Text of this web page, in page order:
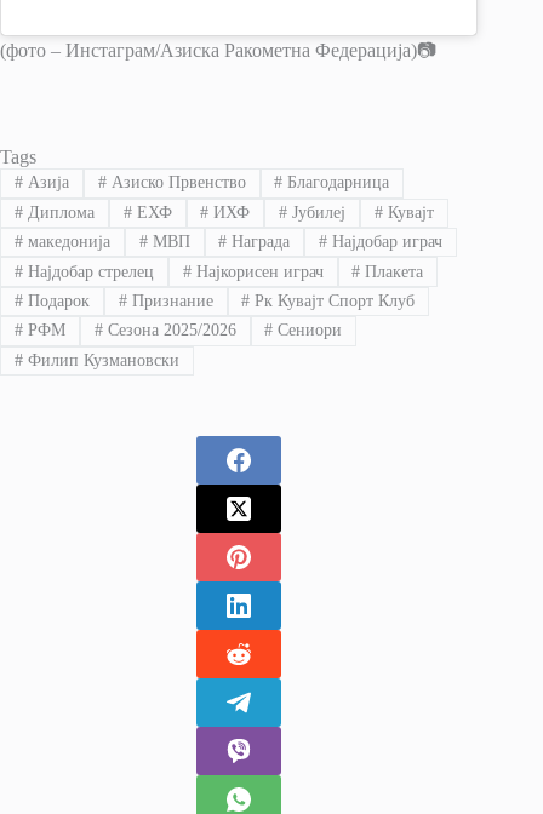
(фото – Инстаграм/Азиска Ракометна Федерација)📷
Tags
#Азија #Азиско Првенство # Благодарница
#Диплома #ЕХФ # ИХФ # Јубилеј # Кувајт
#македонија #МВП # Награда # Најдобар играч
#Најдобар стрелец #Најкорисен играч # Плакета
#Подарок #Признание # Рк Кувајт Спорт Клуб
#РФМ #Сезона 2025/2026 # Сениори
#Филип Кузмановски